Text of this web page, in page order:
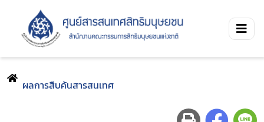
ผลการสืบค้นสารสนเทศ